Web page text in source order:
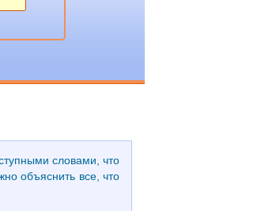
словами, что
объяснить все, что